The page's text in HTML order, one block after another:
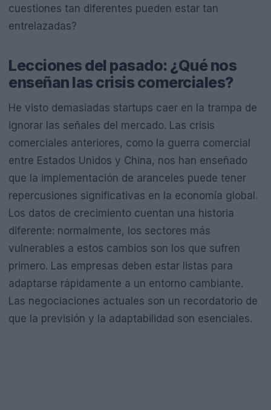
cuestiones tan diferentes pueden estar tan
entrelazadas?
Lecciones del pasado: ¿Qué nos
enseñan las crisis comerciales?
He visto demasiadas startups caer en la trampa de
ignorar las señales del mercado. Las crisis
comerciales anteriores, como la guerra comercial
entre Estados Unidos y China, nos han enseñado
que la implementación de aranceles puede tener
repercusiones significativas en la economía global.
Los datos de crecimiento cuentan una historia
diferente: normalmente, los sectores más
vulnerables a estos cambios son los que sufren
primero. Las empresas deben estar listas para
adaptarse rápidamente a un entorno cambiante.
Las negociaciones actuales son un recordatorio de
que la previsión y la adaptabilidad son esenciales.